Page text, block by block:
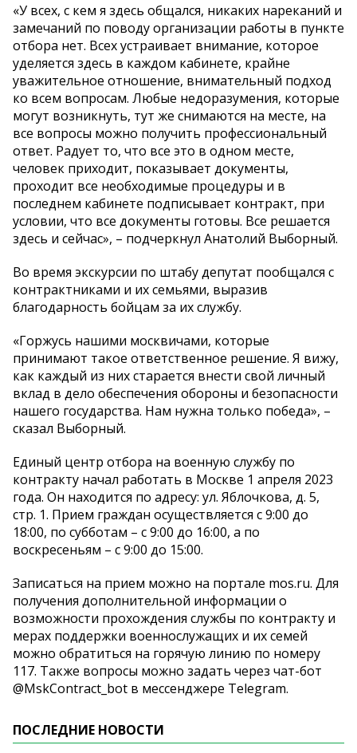
«У всех, с кем я здесь общался, никаких нареканий и
замечаний по поводу организации работы в пункте
отбора нет. Всех устраивает внимание, которое
уделяется здесь в каждом кабинете, крайне
уважительное отношение, внимательный подход
ко всем вопросам. Любые недоразумения, которые
могут возникнуть, тут же снимаются на месте, на
все вопросы можно получить профессиональный
ответ. Радует то, что все это в одном месте,
человек приходит, показывает документы,
проходит все необходимые процедуры и в
последнем кабинете подписывает контракт, при
условии, что все документы готовы. Все решается
здесь и сейчас», – подчеркнул Анатолий Выборный.
Во время экскурсии по штабу депутат пообщался с
контрактниками и их семьями, выразив
благодарность бойцам за их службу.
«Горжусь нашими москвичами, которые
принимают такое ответственное решение. Я вижу,
как каждый из них старается внести свой личный
вклад в дело обеспечения обороны и безопасности
нашего государства. Нам нужна только победа», –
сказал Выборный.
Единый центр отбора на военную службу по
контракту начал работать в Москве 1 апреля 2023
года. Он находится по адресу: ул. Яблочкова, д. 5,
стр. 1. Прием граждан осуществляется с 9:00 до
18:00, по субботам – с 9:00 до 16:00, а по
воскресеньям – с 9:00 до 15:00.
Записаться на прием можно на портале mos.ru. Для
получения дополнительной информации о
возможности прохождения службы по контракту и
мерах поддержки военнослужащих и их семей
можно обратиться на горячую линию по номеру
117. Также вопросы можно задать через чат-бот
@MskContract_bot в мессенджере Telegram.
ПОСЛЕДНИЕ НОВОСТИ